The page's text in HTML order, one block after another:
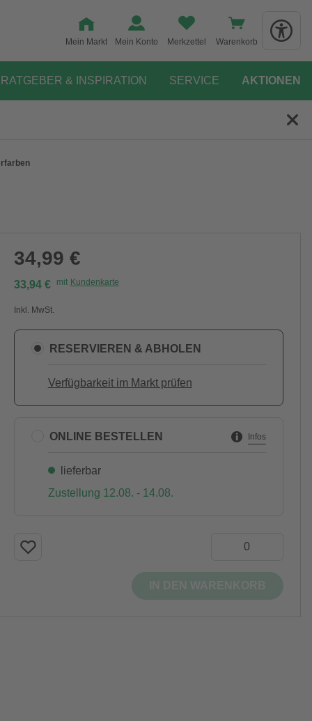
Mein Markt Mein Konto Merkzettel Warenkorb
RATGEBER & INSPIRATION SERVICE AKTIONEN
34,99 €
33,94 € mit Kundenkarte
Inkl. MwSt.
RESERVIEREN & ABHOLEN
Verfügbarkeit im Markt prüfen
ONLINE BESTELLEN Infos
lieferbar
Zustellung 12.08. - 14.08.